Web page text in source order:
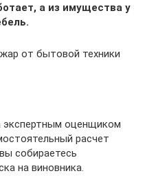
а из имущества у
от бытовой техники
экспертным оценщиком
расчет
собираетесь
на виновника.